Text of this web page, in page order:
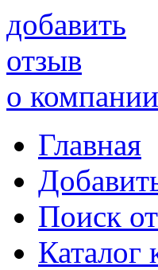
добавить
отзыв
о
Главная
Поиск
Каталог